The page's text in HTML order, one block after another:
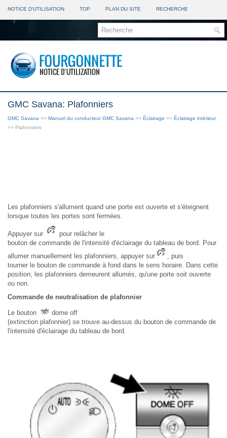
NOTICE D'UTILISATION TOP PLAN DU SITE RECHERCHE
GMC Savana: Plafonniers
GMC Savana >> Manuel du conducteur GMC Savana >> Éclairage >> Éclairage intérieur
>> Plafonniers
Les plafonniers s'allument quand une porte est ouverte et s'éteignent
lorsque toutes les portes sont fermées.
Appuyer sur
pour relâcher le
bouton de commande de l'intensité d'éclairage du tableau de bord. Pour
allumer manuellement les plafonniers, appuyer sur
, puis
tourner le bouton de commande à fond dans le sens horaire. Dans cette
position, les plafonniers demeurent allumés, qu'une porte soit ouverte
ou non.
Commande de neutralisation de plafonnier
Le bouton
dome off
(extinction plafonnier) se trouve au-dessus du bouton de commande de
l'intensité d'éclairage du tableau de bord.